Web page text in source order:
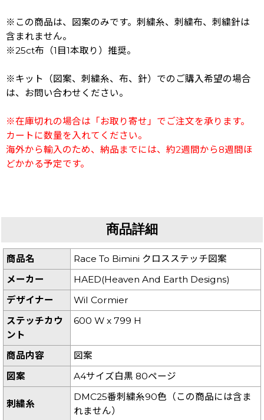
※この商品は、図案のみです。刺繍糸、刺繍布、刺繍針は
含まれません。
※25ct布（1目1本取り）推奨。
※キット（図案、刺繍糸、布、針）でのご購入希望の場合
は、お問い合わせください。
※在庫切れの場合は「お取り寄せ」でご注文を承ります。
カートに数量を入れてください。
海外から輸入のため、納品までには、約2週間から8週間ほ
どかかる予定です。
商品詳細
商品名
Race To Bimini クロスステッチ図案
メーカー
HAED(Heaven And Earth Designs)
デザイナー
Wil Cormier
ステッチカウ
ント
600 W x 799 H
商品内容
図案
図案
A4サイズ白黒 80ページ
刺繍糸
DMC25番刺繍糸90色（この商品には含ま
れません）